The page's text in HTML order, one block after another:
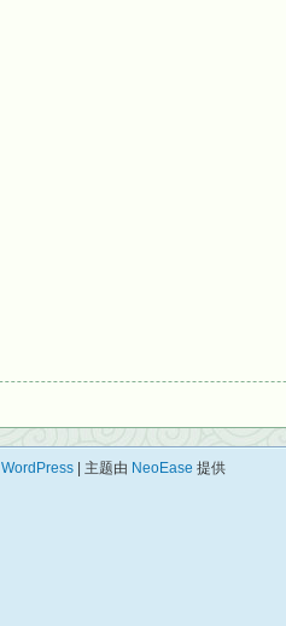
WordPress | 主题由 NeoEase 提供